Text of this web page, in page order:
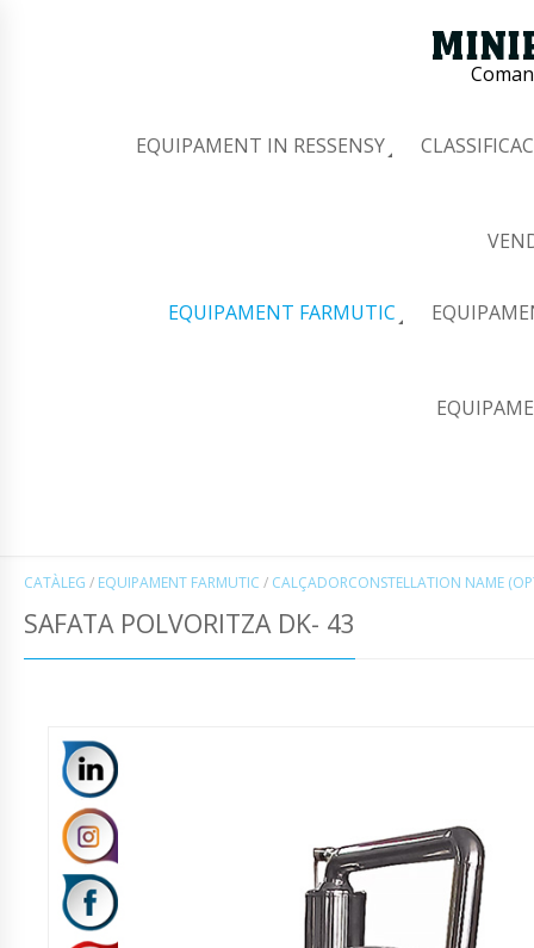
EQUIPAMENT IN RESSENSY
EQUIPAMENT FARMUTIC
CATÀLEG / EQUIPAMENT FARMUTIC / CALÇADORCONSTELLATION NAME
SAFATA POLVORITZA DK- 43